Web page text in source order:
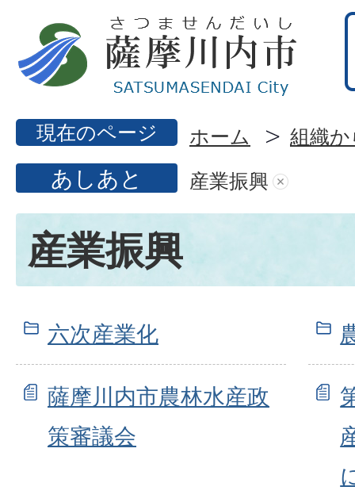
現在のページ ホーム 組織
あしあと 産業振興
産業振興
六次産業化
薩摩川内市農林水産政
策審議会